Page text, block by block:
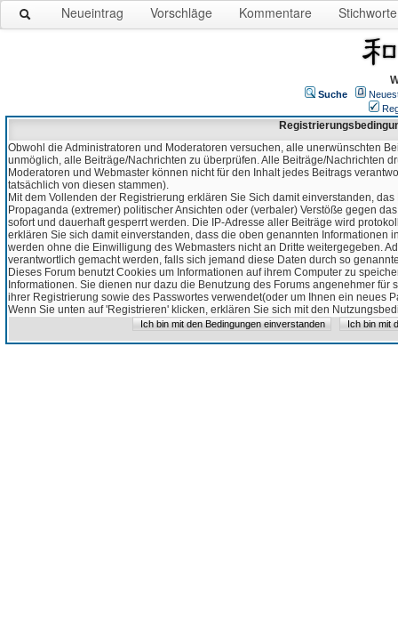
Neueintrag Vorschläge Kommentare Stichworte
Suche
Obwohl die Administratoren und Moderatoren versuchen, alle unerwünschten
unmöglich, alle Beiträge/Nachrichten zu überprüfen. Alle Beiträge/Nachrichten
Moderatoren und Webmaster können nicht für den Inhalt jedes Beitrags
tatsächlich von diesen stammen).
Mit dem Vollenden der Registrierung erklären Sie Sich damit einverstanden,
Propaganda (extremer) politischer Ansichten oder (verbaler) Verstöße gegen
sofort und dauerhaft gesperrt werden. Die IP-Adresse aller Beiträge wird
erklären Sie sich damit einverstanden, dass die oben genannten Informationen
werden ohne die Einwilligung des Webmasters nicht an Dritte weitergegeben.
verantwortlich gemacht werden, falls sich jemand diese Daten durch so
Dieses Forum benutzt Cookies um Informationen auf ihrem Computer zu
Informationen. Sie dienen nur dazu die Benutzung des Forums angenehmer
ihrer Registrierung sowie des Passwortes verwendet(oder um Ihnen ein neues
Wenn Sie unten auf 'Registrieren' klicken, erklären Sie sich mit den